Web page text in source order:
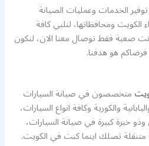
الخدمات وعمليات الصيانة
الكويت ومحافظاتها، لنلبي كافة
صعبة فقط توصال معنا الان، لنكون
هو هدفنا.
متخصصون في صيانة السيارات
والكورية وكافة انواع السيارات،
كبيرة في صيانة السيارات،
تصلك اينما كنت في الكويت.